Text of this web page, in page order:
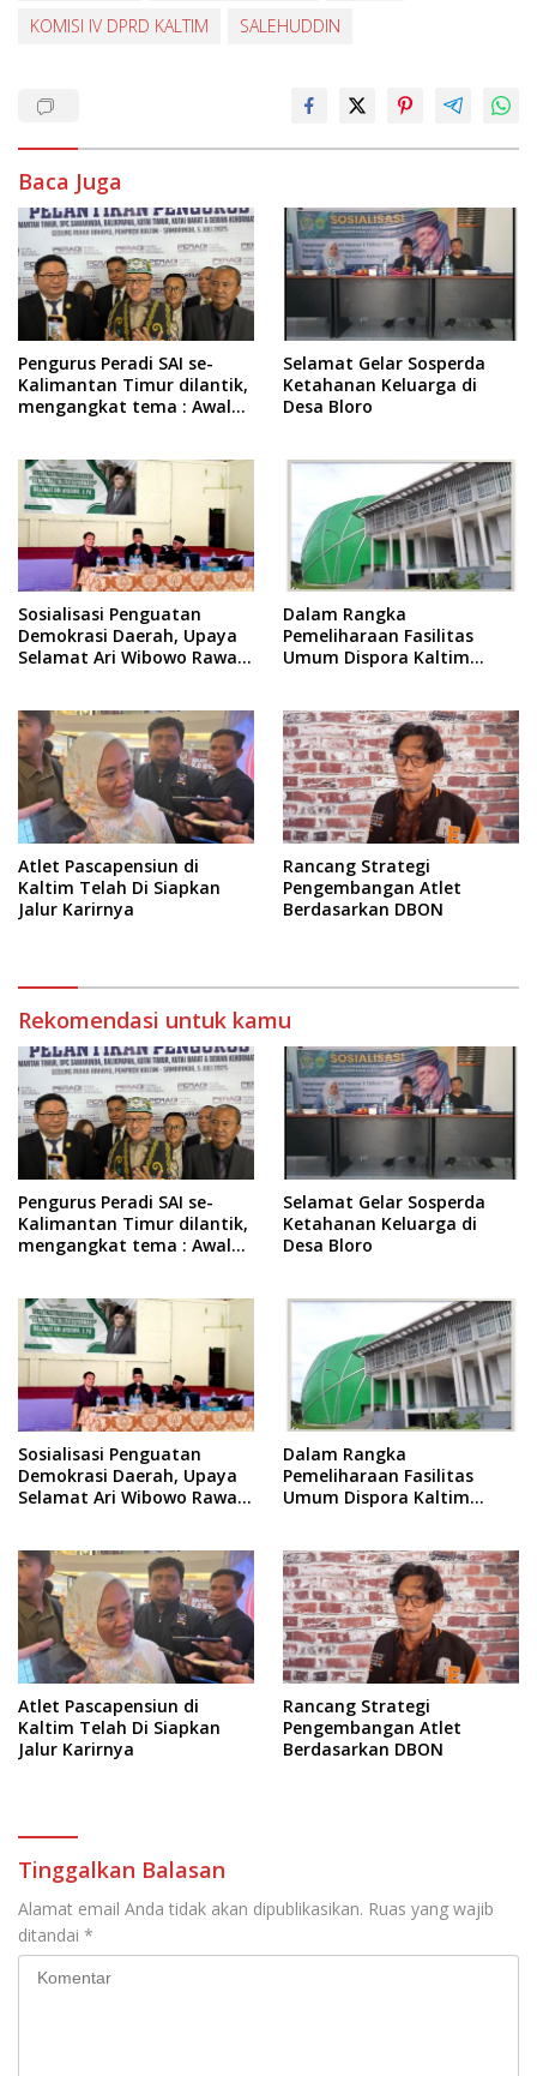
KOMISI IV DPRD KALTIM SALEHUDDIN
Baca Juga
Pengurus Peradi SAI se-
Kalimantan Timur dilantik,
mengangkat tema : Awal
Selamat Gelar Sosperda
Ketahanan Keluarga di
Desa Bloro
Sosialisasi Penguatan
Demokrasi Daerah, Upaya
Selamat Ari Wibowo Rawat
Dalam Rangka
Pemeliharaan Fasilitas
Umum Dispora Kaltim
Atlet Pascapensiun di
Kaltim Telah Di Siapkan
Jalur Karirnya
Rancang Strategi
Pengembangan Atlet
Berdasarkan DBON
Rekomendasi untuk kamu
Pengurus Peradi SAI se-
Kalimantan Timur dilantik,
mengangkat tema : Awal
Selamat Gelar Sosperda
Ketahanan Keluarga di
Desa Bloro
Sosialisasi Penguatan
Demokrasi Daerah, Upaya
Selamat Ari Wibowo Rawat
Dalam Rangka
Pemeliharaan Fasilitas
Umum Dispora Kaltim
Atlet Pascapensiun di
Kaltim Telah Di Siapkan
Jalur Karirnya
Rancang Strategi
Pengembangan Atlet
Berdasarkan DBON
Tinggalkan Balasan
Alamat email Anda tidak akan dipublikasikan. Ruas yang wajib
ditandai *